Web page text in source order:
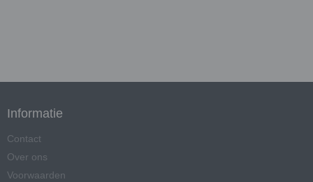
Informatie
Contact
Over ons
Voorwaarden